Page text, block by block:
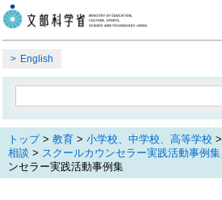
English
トップ> 教育 > 小学校、中学校、高等学校 >
相談 > スクールカウンセラー実践活動事例集
ンセラー実践活動事例集